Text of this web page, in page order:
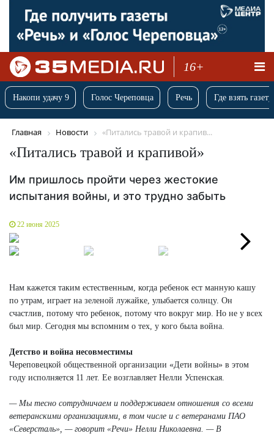
16+
Накопи удачу 9 Голос Череповца Речь Где взять
Главная Новости «Питались травой и крапив...
«Питались травой и крапивой»
Им пришлось пройти через жестокие
испытания войны, и это трудно забыть
22 июня 2025
Нам кажется таким естественным, когда ребенок ест манную кашу
по утрам, играет на зеленой лужайке, улыбается солнцу. Он
счастлив, потому что ребенок, потому что вокруг мир. Но не у всех
был мир. Сегодня мы вспомним о тех, у кого была война.
Детство и война несовместимы
Череповецкой общественной организации «Дети войны» в этом
году исполняется 11 лет. Ее возглавляет Нелли Успенская.
— Мы тесно сотрудничаем и поддерживаем отношения со всеми
ветеранскими организациями, в том числе и с ветеранами ПАО
«Северсталь», — говорит «Речи» Нелли Николаевна. — В